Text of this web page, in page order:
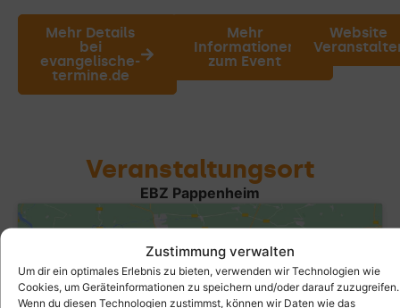
Zustimmung verwalten
Um dir ein optimales Erlebnis zu bieten, verwenden wir Technologien wie
Cookies, um Geräteinformationen zu speichern und/oder darauf zuzugreifen.
Wenn du diesen Technologien zustimmst, können wir Daten wie das
Mehr Details
bei
evangelische-
termine.de
Mehr
Informationen
zum Event
Website
Veranstaltungsort
EBZ Pappenheim